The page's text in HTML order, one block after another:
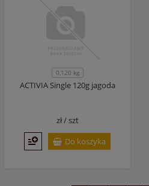
0,120 kg
ACTIVIA Single 120g jagoda
zł /szt
Do koszyka